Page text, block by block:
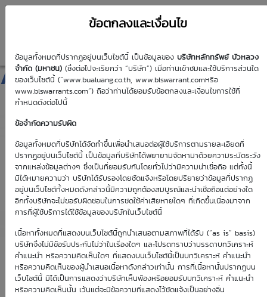
ข้อตกลงและเงื่อนไข
ข้อมูลทั้งหมดที่ปรากฏอยู่บนเว็บไซต์นี้ เป็นข้อมูลของ บริษัทหลักทรัพย์ บัวหลวง
จำกัด (มหาชน) (ซึ่งต่อไปจะเรียกว่า “บริษัท”) เมื่อท่านเข้าชมและใช้บริการส่วนใด
ของเว็บไซต์นี้ (“www.bualuang.co.th, www.blswarrant.comหรือ
www.blswarrants.com”) ถือว่าท่านได้ยอมรับข้อตกลงและเงื่อนไขการใช้ที่
กำหนดดังต่อไปนี้
ข้อจำกัดความรับผิด
ข้อมูลทั้งหมดที่บริษัทได้จัดทำขึ้นเพื่อนำเสนอต่อผู้ใช้บริการตามรายละเอียดที่
ปรากฏอยู่บนเว็บไซต์นี้ เป็นข้อมูลที่บริษัทได้พยายามจัดหามาด้วยความระมัดระวัง
จากแหล่งข้อมูลต่างๆ ซึ่งเป็นที่ยอมรับกันโดยทั่วไปว่ามีความน่าเชื่อถือ แต่ทั้งนี้
มิได้หมายความว่า บริษัทได้รับรองโดยชัดแจ้งหรือโดยปริยายว่าข้อมูลที่ปรากฏ
อยู่บนเว็บไซต์ทั้งหมดดังกล่าวนี้มีความถูกต้องสมบูรณ์และน่าเชื่อถือแต่อย่างใด
อีกทั้งบริษัทจะไม่ขอรับผิดชอบในการชดใช้ค่าเสียหายใดๆ ที่เกิดขึ้นเนื่องมาจาก
การที่ผู้ใช้บริการได้ใช้ข้อมูลของบริษัทในเว็บไซต์นี้
เนื้อหาทั้งหมดที่แสดงบนเว็บไซต์นี้ถูกนำเสนอตามสภาพที่ได้รับ (“as is” basis)
บริษัทจึงไม่มีข้อรับประกันไม่ว่าในเรื่องใดๆ และโปรดทราบว่าบรรดาบทวิเคราะห์
คำแนะนำ หรือความคิดเห็นใดๆ ที่แสดงบนเว็บไซต์นี้เป็นบทวิเคราะห์ คำแนะนำ
หรือความคิดเห็นของผู้นำเสนอเนื้อหาดังกล่าวเท่านั้น การที่เนื้อหานั้นปรากฏบน
เว็บไซต์นี้ มิได้เป็นการแสดงว่าบริษัทเห็นพ้องหรือยอมรับบทวิเคราะห์ คำแนะนำ
หรือความคิดเห็นนั้น เว้นแต่จะมีข้อความที่แสดงไว้ชัดแจ้งเป็นอย่างอื่น
AOT01C2607A
วันซื้อขายวันแรก
1 ม.ค. 2513
6 ส.ค. 2569
วันซื้อขายวันสุดท้าย
1 ม.ค. 2513
Effective Gearing
0.00
Sensitivity
0.00